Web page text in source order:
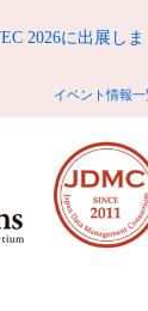
2026に出展しま
イベント情報一